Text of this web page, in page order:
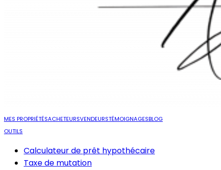
MES PROPRIÉTÉSACHETEURSVENDEURSTÉMOIGNAGESBLOG
OUTILS
Calculateur de prêt hypothécaire
Taxe de mutation